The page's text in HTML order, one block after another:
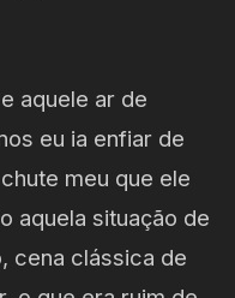
aquele ar de
eu ia enfiar de
meu que ele
aquela situação de
cena clássica de